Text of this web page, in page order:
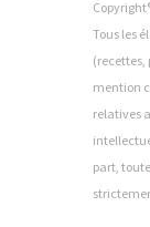
Tous les
(recettes,
mention
relatives
part,